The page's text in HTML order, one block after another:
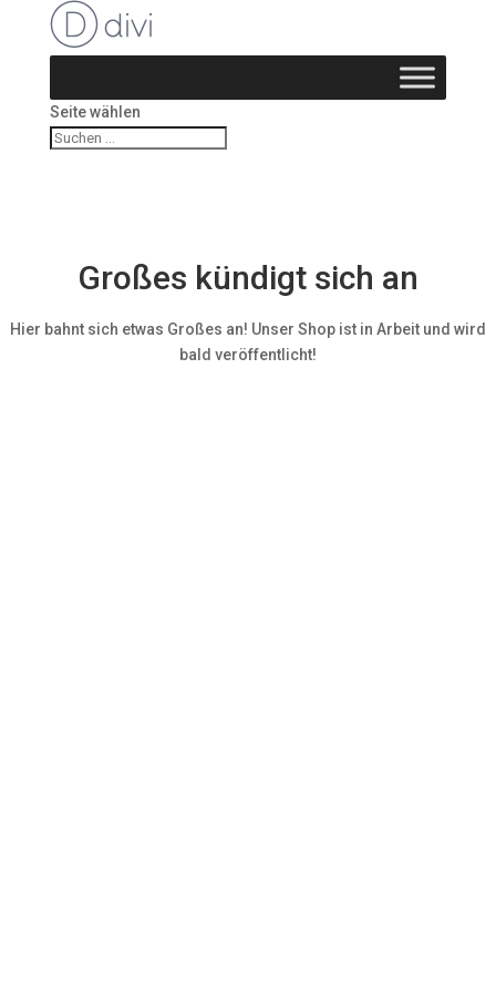
Seite wählen
Großes kündigt sich an
Hier bahnt sich etwas Großes an! Unser Shop ist in Arbeit und wird
bald veröffentlicht!